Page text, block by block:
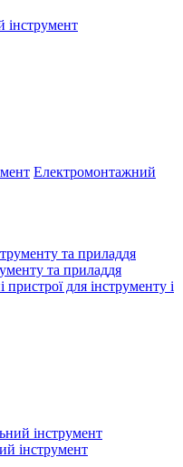
інструмент
Електромонтажний
та приладдя
для інструменту і
інструмент